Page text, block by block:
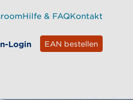
Hilfe & FAQKontakt
Login EAN bestellen